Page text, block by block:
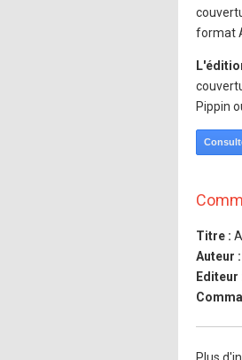
format
Pippin
Titre :
Auteur :
Editeur